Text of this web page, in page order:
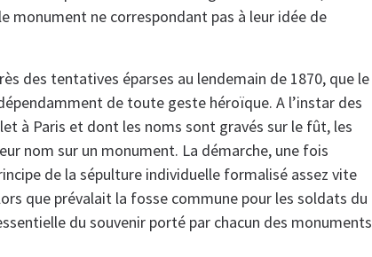
monument ne correspondant pas à leur idée de
des tentatives éparses au lendemain de 1870, que le
de toute geste héroïque. A l’instar des
à Paris et dont les noms sont gravés sur le fût, les
nom sur un monument. La démarche, une fois
de la sépulture individuelle formalisé assez vite
que prévalait la fosse commune pour les soldats du
du souvenir porté par chacun des monuments